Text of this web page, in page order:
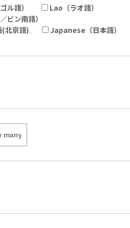
ル語）
Lao（ラオ語）
ビン南語）
北京語)
Japanese（日本語）